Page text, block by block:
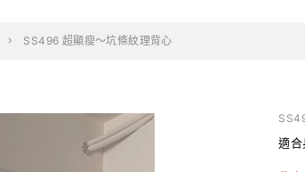
SS496 超顯瘦～坑條紋理背心
適合